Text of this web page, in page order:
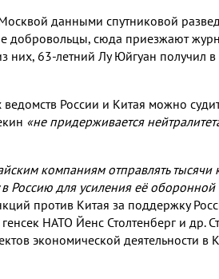
данными спутниковой
добровольцы, сюда приезжают
них, 63-летний Лу Юйгуан получил
России и Китая можно
«не придерживается
компаниям отправлять тысячи
Россию для усиления её оборонной
против Китая за поддержку
НАТО Йенс Столтенберг и др.
экономической деятельности в